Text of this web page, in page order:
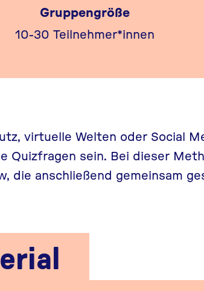
Gruppengröße
10-30 Teilnehmer*innen
virtuelle Welten oder Social
Quizfragen sein. Bei dieser
die anschließend gemeinsam